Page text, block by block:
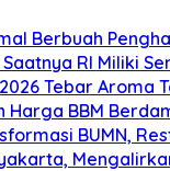
Berbuah
RI Miliki
Tebar Aroma
Harga BBM
BUMN,